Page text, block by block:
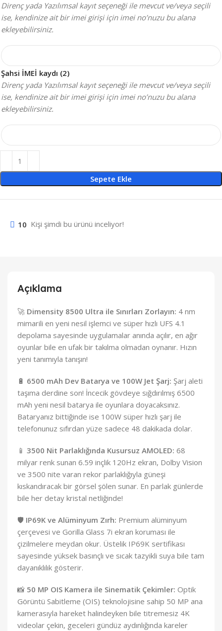
Direnç yada Yazılımsal kayıt seçeneği ile mevcut ve/veya seçili
ise, kendinize ait bir imei girişi için imei no’nuzu bu alana
ekleyebilirsiniz.
Şahsi İMEİ kaydı (2)
Direnç yada Yazılımsal kayıt seçeneği ile mevcut ve/veya seçili
ise, kendinize ait bir imei girişi için imei no’nuzu bu alana
ekleyebilirsiniz.
Sepete Ekle
10 Kişi şimdi bu ürünü inceliyor!
Açıklama
🚀 Dimensity 8500 Ultra ile Sınırları Zorlayın: 4 nm
mimarili en yeni nesil işlemci ve süper hızlı UFS 4.1
depolama sayesinde uygulamalar anında açılır, en ağır
oyunlar bile en ufak bir takılma olmadan oynanır. Hızın
yeni tanımıyla tanışın!
🔋 6500 mAh Dev Batarya ve 100W Jet Şarj: Şarj aleti
taşıma derdine son! İncecik gövdeye sığdırılmış 6500
mAh yeni nesil batarya ile oyunlara doyacaksınız.
Bataryanız bittiğinde ise 100W süper hızlı şarj ile
telefonunuz sıfırdan yüze sadece 48 dakikada dolar.
📱 3500 Nit Parlaklığında Kusursuz AMOLED: 68
milyar renk sunan 6.59 inçlik 120Hz ekran, Dolby Vision
ve 3500 nite varan rekor parlaklığıyla güneşi
kıskandıracak bir görsel şölen sunar. En parlak günlerde
bile her detay kristal netliğinde!
🛡️ IP69K ve Alüminyum Zırh: Premium alüminyum
çerçevesi ve Gorilla Glass 7i ekran koruması ile
çizilmelere meydan okur. Üstelik IP69K sertifikası
sayesinde yüksek basınçlı ve sıcak tazyikli suya bile tam
dayanıklılık gösterir.
📸 50 MP OIS Kamera ile Sinematik Çekimler: Optik
Görüntü Sabitleme (OIS) teknolojisine sahip 50 MP ana
kamerasıyla hareket halindeyken bile titremesiz 4K
videolar çekin, geceleri gündüz aydınlığında kareler